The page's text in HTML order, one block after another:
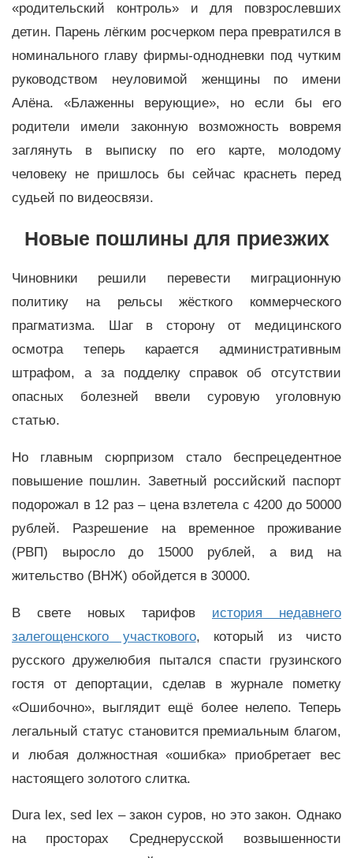
«родительский контроль» и для повзрослевших
детин. Парень лёгким росчерком пера превратился в
номинального главу фирмы-однодневки под чутким
руководством неуловимой женщины по имени
Алёна. «Блаженны верующие», но если бы его
родители имели законную возможность вовремя
заглянуть в выписку по его карте, молодому
человеку не пришлось бы сейчас краснеть перед
судьей по видеосвязи.
Новые пошлины для приезжих
Чиновники решили перевести миграционную
политику на рельсы жёсткого коммерческого
прагматизма. Шаг в сторону от медицинского
осмотра теперь карается административным
штрафом, а за подделку справок об отсутствии
опасных болезней ввели суровую уголовную
статью.
Но главным сюрпризом стало беспрецедентное
повышение пошлин. Заветный российский паспорт
подорожал в 12 раз – цена взлетела с 4200 до 50000
рублей. Разрешение на временное проживание
(РВП) выросло до 15000 рублей, а вид на
жительство (ВНЖ) обойдется в 30000.
В свете новых тарифов история недавнего
залегощенского участкового, который из чисто
русского дружелюбия пытался спасти грузинского
гостя от депортации, сделав в журнале пометку
«Ошибочно», выглядит ещё более нелепо. Теперь
легальный статус становится премиальным благом,
и любая должностная «ошибка» приобретает вес
настоящего золотого слитка.
Dura lex, sed lex – закон суров, но это закон. Однако
на просторах Среднерусской возвышенности